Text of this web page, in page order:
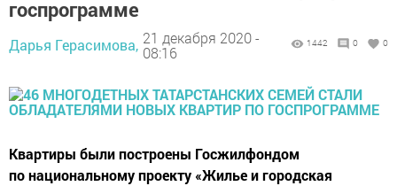
госпрограмме
Дарья Герасимова, 21 декабря 2020 -
08:16
1442 0 0
Квартиры были построены Госжилфондом
по национальному проекту «Жилье и городская